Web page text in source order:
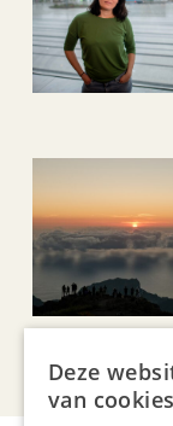
Bekijk alle
Deze
van